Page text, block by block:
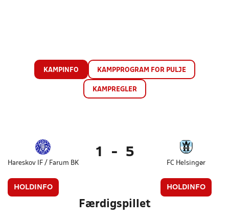
KAMPINFO KAMPPROGRAM FOR PULJE
KAMPREGLER
Hareskov IF / Farum BK
HOLDINFO
1 - 5
FC Helsingør
HOLDINFO
Færdigspillet